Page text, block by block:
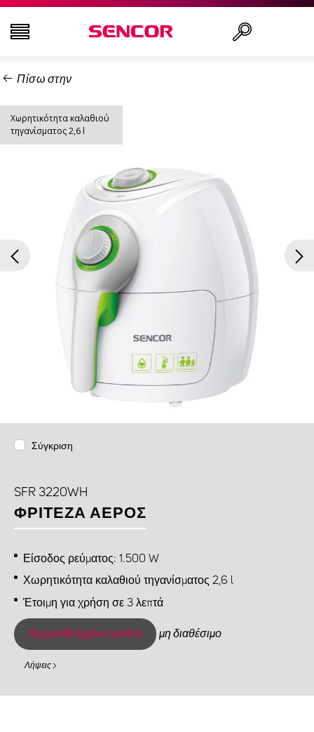
ΤΗΛΕΟΡΆΣΕΙΣ
ΕΙΚΌΝΑ & ΉΧΟΣ
ΟΙΚΙΑΚΌΣ ΕΞΟΠΛΙΣΜΌΣ
ΥΓΕΊΑ ΚΑΙ ΟΜΟΡΦΙΆ
ΕΊΔΗ ΓΡΑΦΕΊΟΥ ΚΑΙ ΚΑΛΏΔΙΑ
Πίσω στην
Χωρητικότητα καλαθιού
τηγανίσματος 2,6 l
Σύγκριση
SFR 3220WH
ΦΡΙΤΕΖΑ ΑΕΡΟΣ
Είσοδος ρεύματος: 1.500 W
Χωρητικότητα καλαθιού τηγανίσματος 2,6 l
Έτοιμη για χρήση σε 3 λεπτά
Αρχειοθετημένο προϊόν μη διαθέσιμο
Λήψεις